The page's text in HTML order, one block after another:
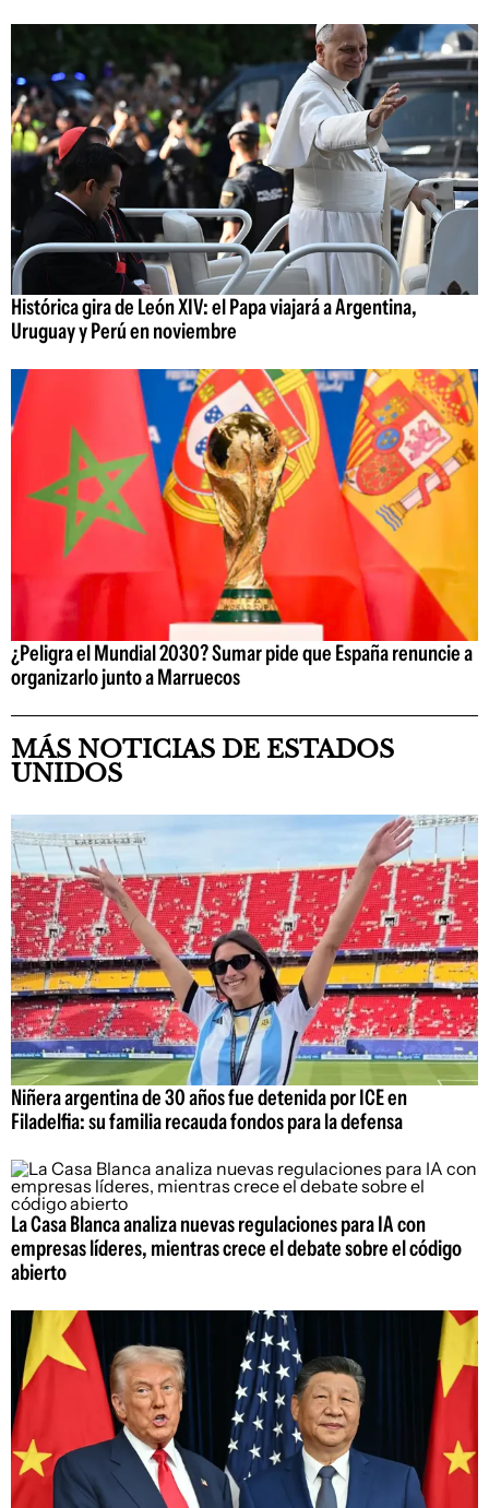
Histórica gira de León XIV: el Papa viajará a Argentina,
Uruguay y Perú en noviembre
¿Peligra el Mundial 2030? Sumar pide que España renuncie a
organizarlo junto a Marruecos
MÁS NOTICIAS DE ESTADOS
UNIDOS
Niñera argentina de 30 años fue detenida por ICE en
Filadelfia: su familia recauda fondos para la defensa
La Casa Blanca analiza nuevas regulaciones para IA con
empresas líderes, mientras crece el debate sobre el código
abierto